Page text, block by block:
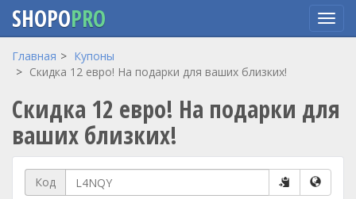
Перейти
содержанию
SHOPOPRO
Главная
Купоны
Скидка 12 евро! На подарки для ваших близких!
Скидка 12 евро! На подарки для
ваших близких!
Код